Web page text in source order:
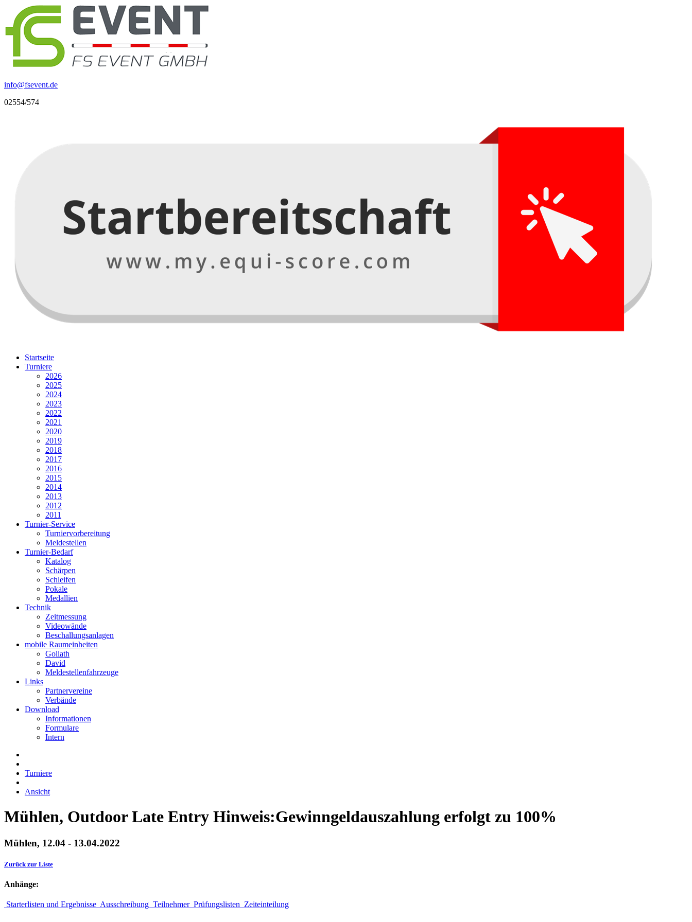
info@fsevent.de
02554/574
Startseite
Turniere
2026
2025
2024
2023
2022
2021
2020
2019
2018
2017
2016
2015
2014
2013
2012
2011
Turnier-Service
Turniervorbereitung
Meldestellen
Turnier-Bedarf
Katalog
Schärpen
Schleifen
Pokale
Medallien
Technik
Zeitmessung
Videowände
Beschallungsanlagen
mobile Raumeinheiten
Goliath
David
Meldestellenfahrzeuge
Links
Partnervereine
Verbände
Download
Informationen
Formulare
Intern
Turniere
Ansicht
Mühlen, Outdoor Late Entry Hinweis:Gewinngeldauszahlung erfolgt zu 100%
Mühlen, 12.04 - 13.04.2022
Zurück zur Liste
Anhänge:
Starterlisten und Ergebnisse Ausschreibung Teilnehmer Prüfungslisten Zeiteinteilung